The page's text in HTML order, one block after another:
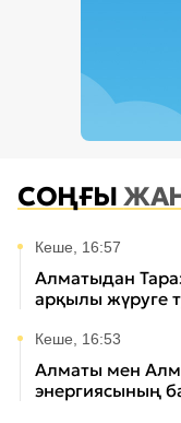
СОҢҒЫ
Кеше, 16:57
Алматыдан
арқылы жүруге
Кеше, 16:53
Алматы мен
энергиясының